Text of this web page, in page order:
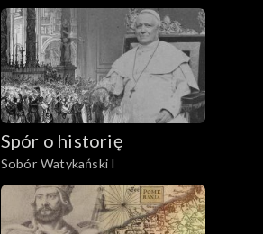
Spór o historię
Sobór Watykański I